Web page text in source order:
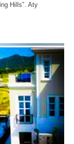
Hills”. Aty